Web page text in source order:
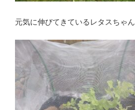
元気に伸びてきているレタスちゃん